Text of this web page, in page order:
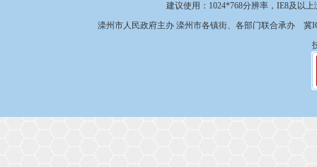
建议使用：1024*768分辨率，IE8及以
滦州市人民政府主办 滦州市各镇街、各部门联合承办 冀